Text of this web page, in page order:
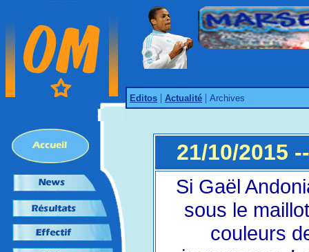
Editos | Actualité | Archives
21/10/2015
Si Gaël
sous le
couleurs